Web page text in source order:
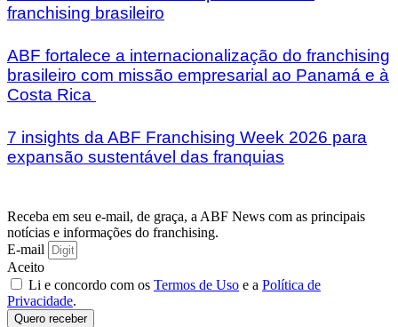
franchising brasileiro
ABF fortalece a internacionalização do franchising
brasileiro com missão empresarial ao Panamá e à
Costa Rica
7 insights da ABF Franchising Week 2026 para
expansão sustentável das franquias
Receba em seu e-mail, de graça, a ABF News com as principais
notícias e informações do franchising.
E-mail
Aceito
Li e concordo com os Termos de Uso e a Política de
Privacidade.
Quero receber